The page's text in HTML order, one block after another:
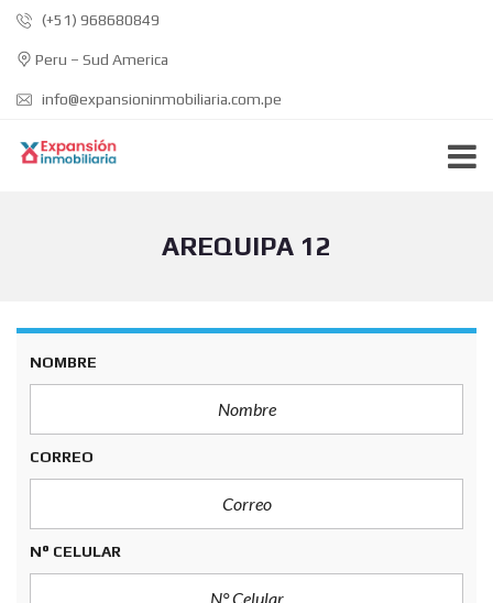
(+51) 968680849
Peru – Sud America
info@expansioninmobiliaria.com.pe
AREQUIPA 12
NOMBRE
CORREO
N° CELULAR